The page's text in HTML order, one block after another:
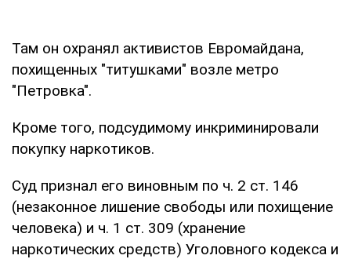
Там он охранял активистов Евромайдана,
похищенных "титушками" возле метро
"Петровка".
Кроме того, подсудимому инкриминировали
покупку наркотиков.
Суд признал его виновным по ч. 2 ст. 146
(незаконное лишение свободы или похищение
человека) и ч. 1 ст. 309 (хранение
наркотических средств) Уголовного кодекса и